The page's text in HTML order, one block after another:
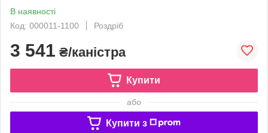
В наявності
Код: 000011-1100
Роздріб
3 541 ₴/каністра
Купити
або
Купити з